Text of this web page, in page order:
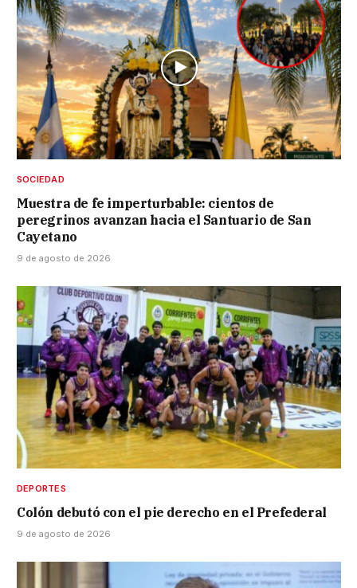
SOCIEDAD
Muestra de fe imperturbable: cientos de
peregrinos avanzan hacia el Santuario de San
Cayetano
9 de agosto de 2026
DEPORTES
Colón debutó con el pie derecho en el Prefederal
9 de agosto de 2026